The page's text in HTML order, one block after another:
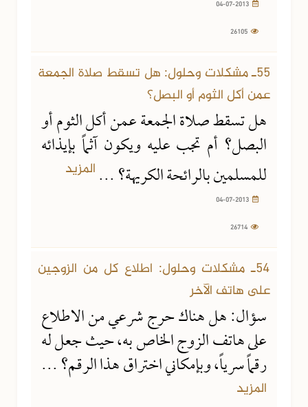
55ـ مشكلات وحلول: هل تسقط صلاة الجمعة
عمن أكل الثوم أو البصل؟
هل تسقط صلاة الجمعة عمن أكل الثوم أو
البصل؟ أم تجب عليه ويكون آثماً بإيذائه
للمسلمين بالرائحة الكريهة؟ ... المزيد
54ـ مشكلات وحلول: اطلاع كل من الزوجين
على هاتف الآخر
سؤال: هل هناك حرج شرعي من الاطلاع
على هاتف الزوج الخاص به، حيث جعل له
رقماً سرياً، وبإمكاني اختراق هذا الرقم؟ ...
المزيد